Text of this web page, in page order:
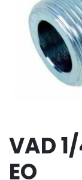
VAD
EO